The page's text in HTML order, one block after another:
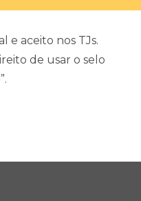
e aceito nos TJs.
de usar o selo